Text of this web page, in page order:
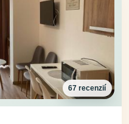
67 recenzií